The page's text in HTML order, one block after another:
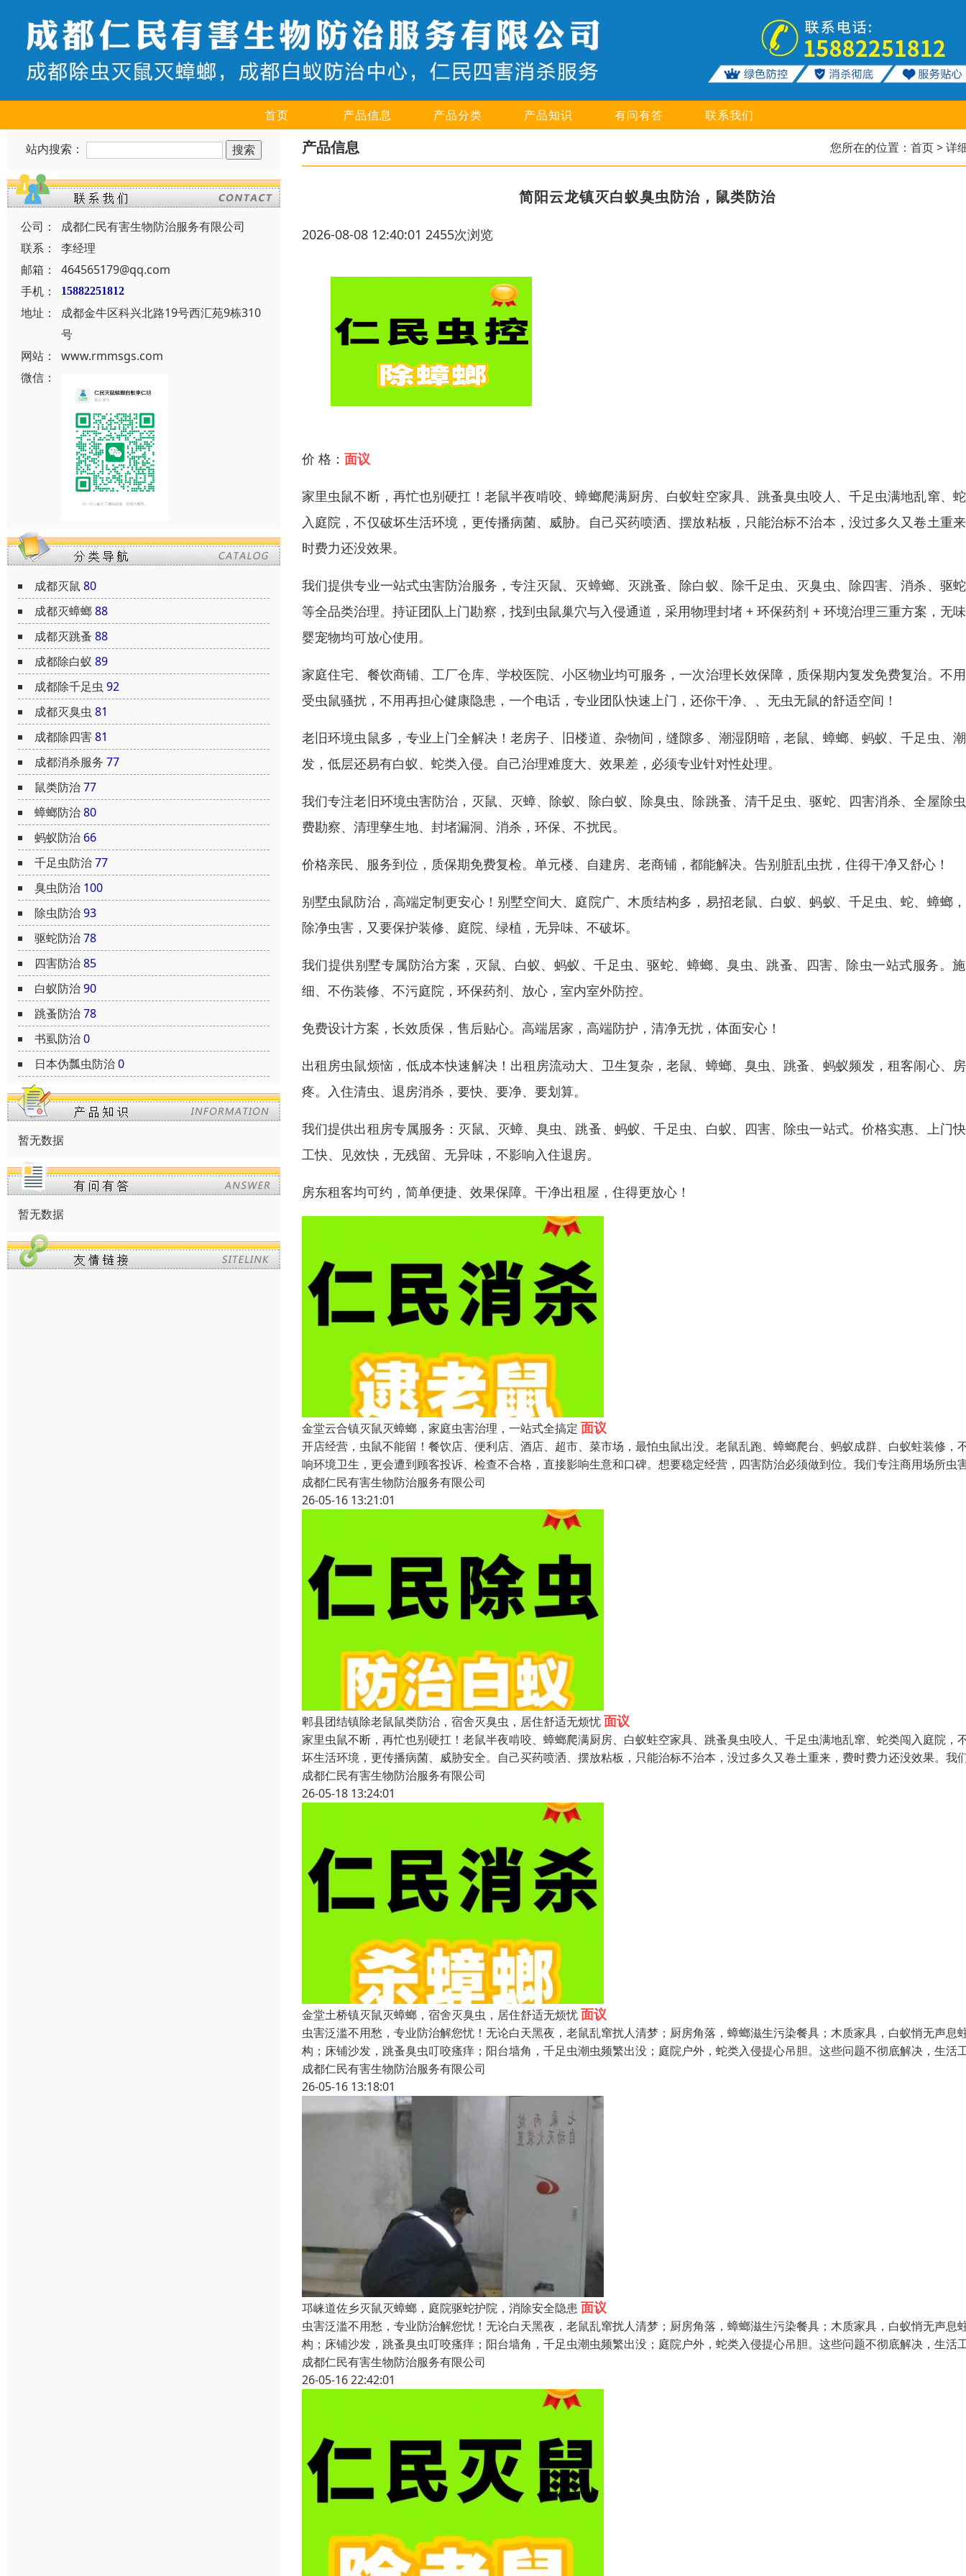
首页 产品信息 产品分类 产品知识 有问有答 联系我们
站内搜索：
公司：
成都仁民有害生物防治服务有限公司
联系：
李经理
邮箱：
464565179@qq.com
手机：
15882251812
地址：
成都金牛区科兴北路19号西汇苑9栋310
号
网站：
www.rmmsgs.com
微信：
成都灭鼠 80
成都灭蟑螂88
成都灭跳蚤 88
成都除白蚁 89
成都除千足虫 92
成都灭臭虫 81
成都除四害81
成都消杀服务 77
鼠类防治77
蟑螂防治80
蚂蚁防治 66
千足虫防治77
臭虫防治 100
除虫防治93
驱蛇防治78
四害防治85
白蚁防治90
跳蚤防治78
书虱防治0
日本伪瓢虫防治0
暂无数据
暂无数据
产品信息 您所在的位置： 首页> 详
简阳云龙镇灭白蚁臭虫防治，鼠类防治
2026-08-08 12:40:01 2455次浏览
价 格： 面议
家里虫鼠不断，再忙也别硬扛！老鼠半夜啃咬、蟑螂爬满厨房、白蚁蛀空家具、跳蚤臭虫咬人、千足虫满地乱窜、
入庭院，不仅破坏生活环境，更传播病菌、威胁。自己买药喷洒、摆放粘板，只能治标不治本，没过多久又卷土重
时费力还没效果。
我们提供专业一站式虫害防治服务，专注灭鼠、灭蟑螂、灭跳蚤、除白蚁、除千足虫、灭臭虫、除四害、消杀、驱
等全品类治理。持证团队上门勘察，找到虫鼠巢穴与入侵通道，采用物理封堵 + 环保药剂 + 环境治理三重方案，无
婴宠物均可放心使用。
家庭住宅、餐饮商铺、工厂仓库、学校医院、小区物业均可服务，一次治理长效保障，质保期内复发免费复治。不
受虫鼠骚扰，不用再担心健康隐患，一个电话，专业团队快速上门，还你干净、、无虫无鼠的舒适空间！
老旧环境虫鼠多，专业上门全解决！老房子、旧楼道、杂物间，缝隙多、潮湿阴暗，老鼠、蟑螂、蚂蚁、千足虫、
发，低层还易有白蚁、蛇类入侵。自己治理难度大、效果差，必须专业针对性处理。
我们专注老旧环境虫害防治，灭鼠、灭蟑、除蚁、除白蚁、除臭虫、除跳蚤、清千足虫、驱蛇、四害消杀、全屋除
费勘察、清理孳生地、封堵漏洞、消杀，环保、不扰民。
价格亲民、服务到位，质保期免费复检。单元楼、自建房、老商铺，都能解决。告别脏乱虫扰，住得干净又舒心！
别墅虫鼠防治，高端定制更安心！别墅空间大、庭院广、木质结构多，易招老鼠、白蚁、蚂蚁、千足虫、蛇、蟑螂
除净虫害，又要保护装修、庭院、绿植，无异味、不破坏。
我们提供别墅专属防治方案，灭鼠、白蚁、蚂蚁、千足虫、驱蛇、蟑螂、臭虫、跳蚤、四害、除虫一站式服务。
细、不伤装修、不污庭院，环保药剂、放心，室内室外防控。
免费设计方案，长效质保，售后贴心。高端居家，高端防护，清净无扰，体面安心！
出租房虫鼠烦恼，低成本快速解决！出租房流动大、卫生复杂，老鼠、蟑螂、臭虫、跳蚤、蚂蚁频发，租客闹心、
疼。入住清虫、退房消杀，要快、要净、要划算。
我们提供出租房专属服务：灭鼠、灭蟑、臭虫、跳蚤、蚂蚁、千足虫、白蚁、四害、除虫一站式。价格实惠、上门
工快、见效快，无残留、无异味，不影响入住退房。
房东租客均可约，简单便捷、效果保障。干净出租屋，住得更放心！
金堂云合镇灭鼠灭蟑螂，家庭虫害治理，一站式全搞定 面议
开店经营，虫鼠不能留！餐饮店、便利店、酒店、超市、菜市场，最怕虫鼠出没。老鼠乱跑、蟑螂爬台、蚂蚁成群、白蚁蛀装修，
响环境卫生，更会遭到顾客投诉、检查不合格，直接影响生意和口碑。想要稳定经营，四害防治必须做到位。我们专注商用场所虫
成都仁民有害生物防治服务有限公司
26-05-16 13:21:01
郫县团结镇除老鼠鼠类防治，宿舍灭臭虫，居住舒适无烦忧面议
家里虫鼠不断，再忙也别硬扛！老鼠半夜啃咬、蟑螂爬满厨房、白蚁蛀空家具、跳蚤臭虫咬人、千足虫满地乱窜、蛇类闯入庭院，
坏生活环境，更传播病菌、威胁安全。自己买药喷洒、摆放粘板，只能治标不治本，没过多久又卷土重来，费时费力还没效果。我
成都仁民有害生物防治服务有限公司
26-05-18 13:24:01
金堂土桥镇灭鼠灭蟑螂，宿舍灭臭虫，居住舒适无烦忧面议
虫害泛滥不用愁，专业防治解您忧！无论白天黑夜，老鼠乱窜扰人清梦；厨房角落，蟑螂滋生污染餐具；木质家具，白蚁悄无声息
构；床铺沙发，跳蚤臭虫叮咬瘙痒；阳台墙角，千足虫潮虫频繁出没；庭院户外，蛇类入侵提心吊胆。这些问题不彻底解决，生活
成都仁民有害生物防治服务有限公司
26-05-16 13:18:01
邛崃道佐乡灭鼠灭蟑螂，庭院驱蛇护院，消除安全隐患 面议
虫害泛滥不用愁，专业防治解您忧！无论白天黑夜，老鼠乱窜扰人清梦；厨房角落，蟑螂滋生污染餐具；木质家具，白蚁悄无声息
构；床铺沙发，跳蚤臭虫叮咬瘙痒；阳台墙角，千足虫潮虫频繁出没；庭院户外，蛇类入侵提心吊胆。这些问题不彻底解决，生活
成都仁民有害生物防治服务有限公司
26-05-16 22:42:01